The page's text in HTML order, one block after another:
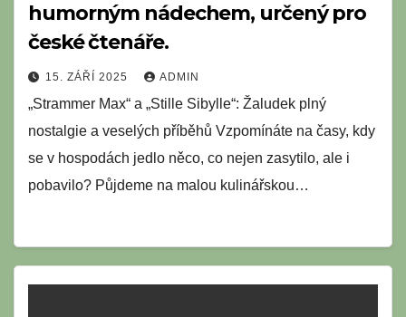
humorným nádechem, určený pro
české čtenáře.
15. ZÁŘÍ 2025 ADMIN
„Strammer Max“ a „Stille Sibylle“: Žaludek plný
nostalgie a veselých příběhů Vzpomínáte na časy, kdy
se v hospodách jedlo něco, co nejen zasytilo, ale i
pobavilo? Půjdeme na malou kulinářskou…